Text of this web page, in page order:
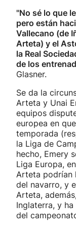
"No sé lo que
pero están
Vallecano (de
Arteta) y el
la Real
de los
Glasner.
Se da la
Arteta y Unai
equipos
europea en
temporada
la Liga de
hecho, Emery
Liga Europa,
Arteta podrían
del navarro, y
Arteta,
Inglaterra, y
del